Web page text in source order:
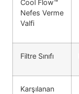
Cool Flow™
Nefes Verme
Valfi
Filtre Sınıfı
Karşılanan